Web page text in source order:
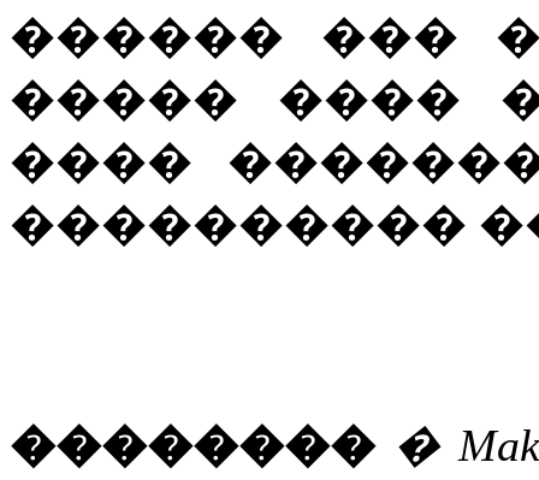
������ ���
����� ����
����
����������
�������� �